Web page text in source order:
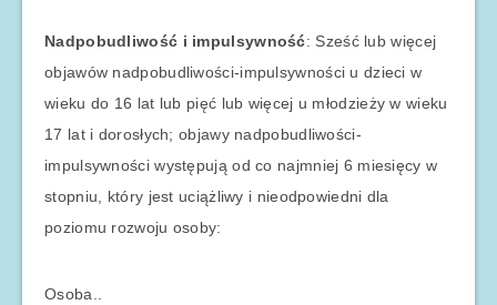
Nadpobudliwość i impulsywność: Sześć lub więcej
objawów nadpobudliwości-impulsywności u dzieci w
wieku do 16 lat lub pięć lub więcej u młodzieży w wieku
17 lat i dorosłych; objawy nadpobudliwości-
impulsywności występują od co najmniej 6 miesięcy w
stopniu, który jest uciążliwy i nieodpowiedni dla
poziomu rozwoju osoby:
Osoba..